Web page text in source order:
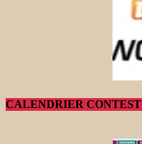
CALENDRIER CONTEST